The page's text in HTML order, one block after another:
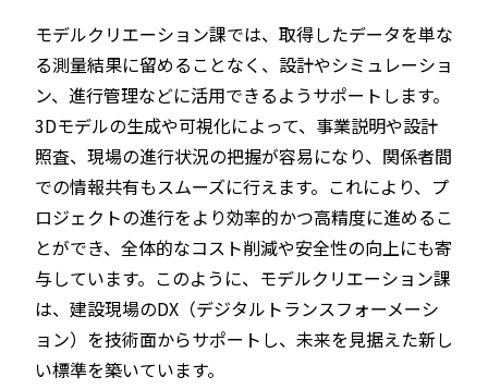
モデルクリエーション課では、取得したデータを単な
る測量結果に留めることなく、設計やシミュレーショ
ン、進行管理などに活用できるようサポートします。
3Dモデルの生成や可視化によって、事業説明や設計
照査、現場の進行状況の把握が容易になり、関係者間
での情報共有もスムーズに行えます。これにより、プ
ロジェクトの進行をより効率的かつ高精度に進めるこ
とができ、全体的なコスト削減や安全性の向上にも寄
与しています。このように、モデルクリエーション課
は、建設現場のDX（デジタルトランスフォーメーシ
ョン）を技術面からサポートし、未来を見据えた新し
い標準を築いています。